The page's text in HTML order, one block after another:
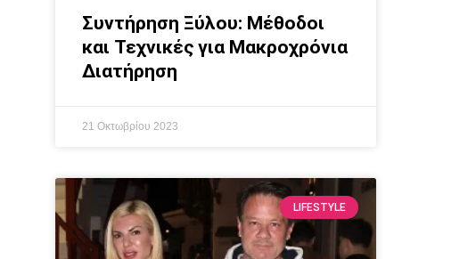
Συντήρηση Ξύλου: Μέθοδοι
και Τεχνικές για Μακροχρόνια
Διατήρηση
21 Οκτωβρίου 2023
LIFESTYLE